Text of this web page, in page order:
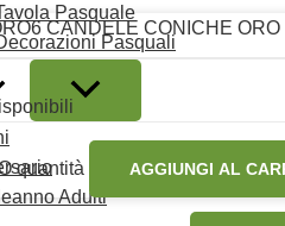
Pasquale
Pasquali
Adulti
6 CANDELE CONICHE ORO
quantità AGGIUNGI AL